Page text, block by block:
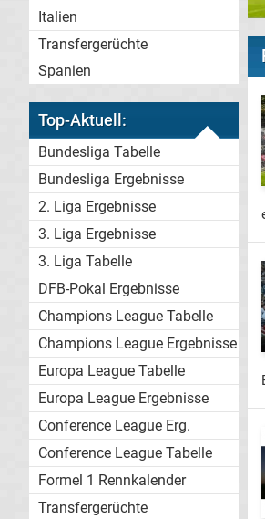
Italien
Transfergerüchte
Spanien
Top-Aktuell:
Bundesliga Tabelle
Bundesliga Ergebnisse
2. Liga Ergebnisse
3. Liga Ergebnisse
3. Liga Tabelle
DFB-Pokal Ergebnisse
Champions League Tabelle
Champions League Ergebnisse
Europa League Tabelle
Europa League Ergebnisse
Conference League Erg.
Conference League Tabelle
Formel 1 Rennkalender
Transfergerüchte